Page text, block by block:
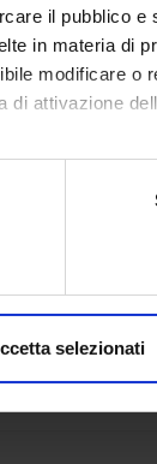
il pubblico
in materia di
modificare o
di attivazione
con
dalla
selezionati
Solla
Umane